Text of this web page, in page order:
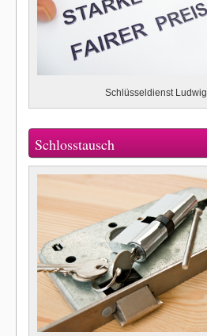
Schlüsseldienst Ludwig
Schlosstausch